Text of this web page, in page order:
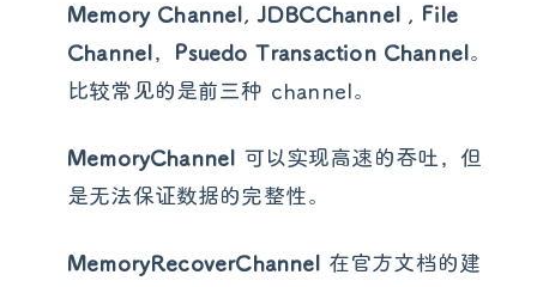
Memory Channel, JDBCChannel, File
Channel， Psuedo Transaction Channel。
比较常见的是前三种 channel。
MemoryChannel 可以实现高速的吞吐，但
是无法保证数据的完整性。
MemoryRecoverChannel 在官方文档的建